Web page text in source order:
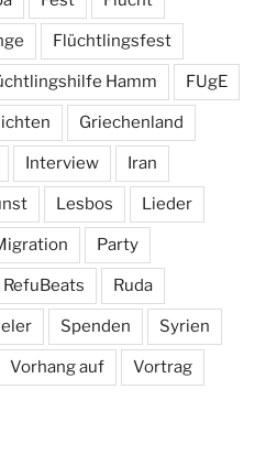
Flüchtlingsfest
Hamm FUgE
Griechenland
Interview Iran
Lesbos Lieder
Party
RefuBeats Ruda
Spenden Syrien
Vorhang auf Vortrag